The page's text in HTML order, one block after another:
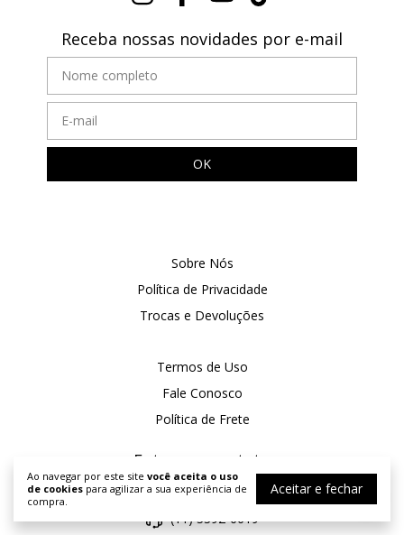
Ao navegar por este site você aceita o uso
de cookies para agilizar a sua experiência de
compra.
Aceitar e fechar
Receba nossas novidades por e-mail
Sobre Nós
Política de Privacidade
Trocas e Devoluções
Termos de Uso
Fale Conosco
Política de Frete
Entre em contato
(11) 97351-3940
(11) 3392-6619